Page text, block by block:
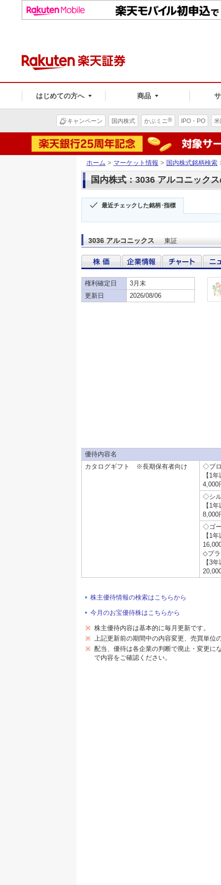
はじめての方へ 商品
キャンペーン 国内株式 かぶミニ® IPO・PO
ホーム > マーケット情報 > 国内株式銘柄検索
国内株式：3036 アルコニック
最近チェックした銘柄･指標
3036 アルコニックス 東証
権利確定日
3月末
更新日
2026/08/06
優待内容名
カタログギフト ※長期保有者向け
◇ブ
【1
4,000
◇シ
【1
8,000
◇ゴ
【1
◇プ
【3
株主優待情報の検索はこちらから
今月のお宝優待株はこちらから
※ 株主優待内容は基本的に毎月更新です。
※ 上記更新前の期間中の内容変更、売買単位
※ 配当、優待は各企業の判断で廃止・変更に
で内容をご確認ください。